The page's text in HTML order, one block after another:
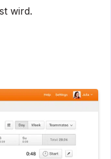
wird.